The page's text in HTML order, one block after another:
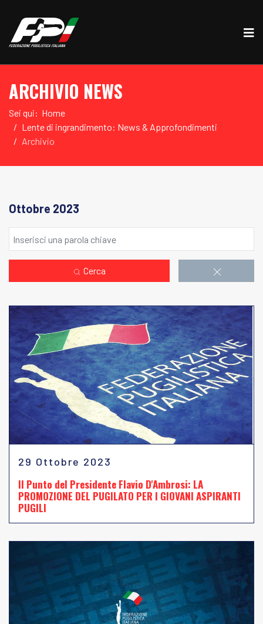
ARCHIVIO NEWS
Sei qui: Home
Lente di ingrandimento: News & Approfondimenti
Archivio
Ottobre 2023
Cerca
29 Ottobre 2023
Il Punto del Presidente Flavio D'Ambrosi: LA
PROMOZIONE DEL PUGILATO PER I GIOVANI ASPIRANTI
PUGILI